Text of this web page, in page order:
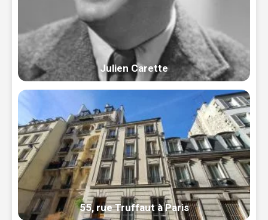
Julien Carette
55, rue Truffaut à Paris